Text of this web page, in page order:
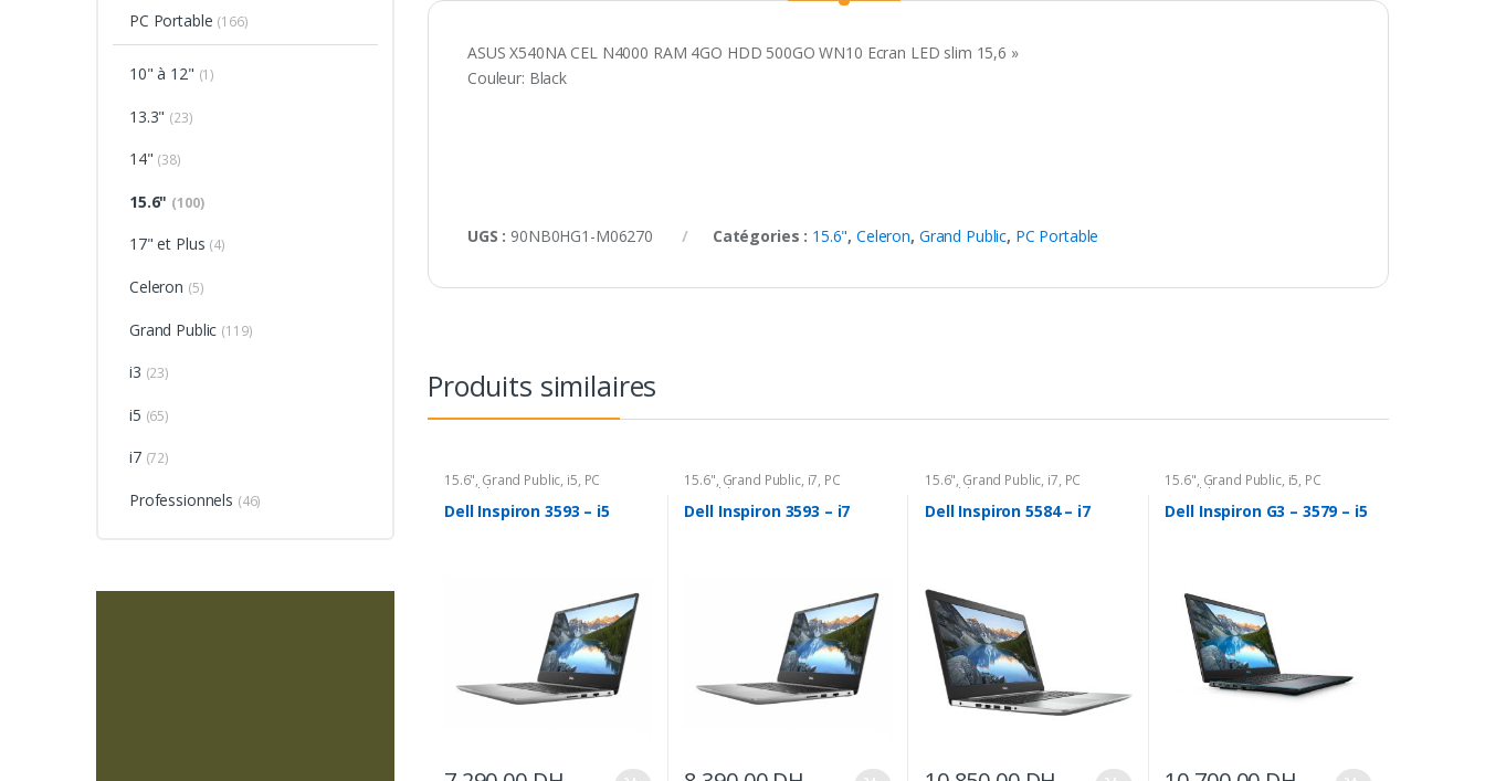
ASUS X540NA CEL N4000 RAM 4GO HDD 500GO WN10 Ecran LED slim 15,6 »
Couleur: Black
UGS : 90NB0HG1-M06270 Catégories : 15.6",Celeron, Grand Public, PC Portable
Produits similaires
15.6", Grand Public, i5, PC
Portable
Dell Inspiron 3593 – i5
15.6", Grand Public, i7, PC
Portable
Dell Inspiron 3593 – i7
15.6", Grand Public, i7, PC
Portable
Dell Inspiron 5584 – i7
15.6", Grand Public, i5, PC
Portable
Dell Inspiron G3 – 3579 – i5
PC Portable (166)
10" à 12" (1)
13.3" (23)
14" (38)
15.6" (100)
17" et Plus (4)
Celeron (5)
Grand Public (119)
i3 (23)
i5 (65)
i7 (72)
Professionnels (46)